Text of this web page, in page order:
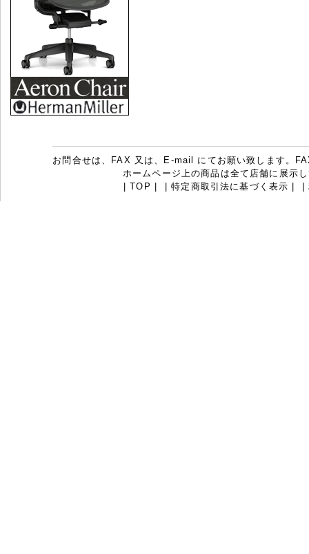
お問合せは、FAX 又は、E-mail にてお願い致します。
ホームページ上の商品は全て店舗に展示
|TOP |特定商取引法に基づく表示 |